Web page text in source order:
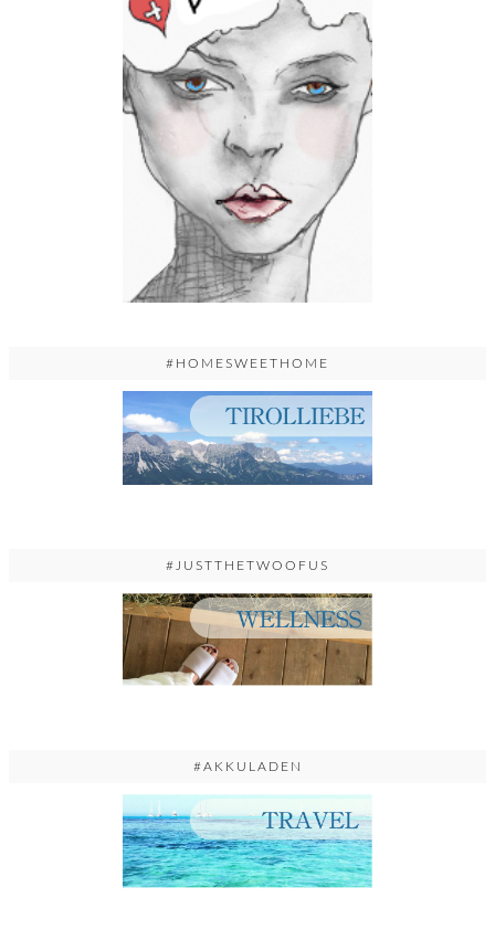
#HOMESWEETHOME
#JUSTTHETWOOFUS
#AKKULADEN